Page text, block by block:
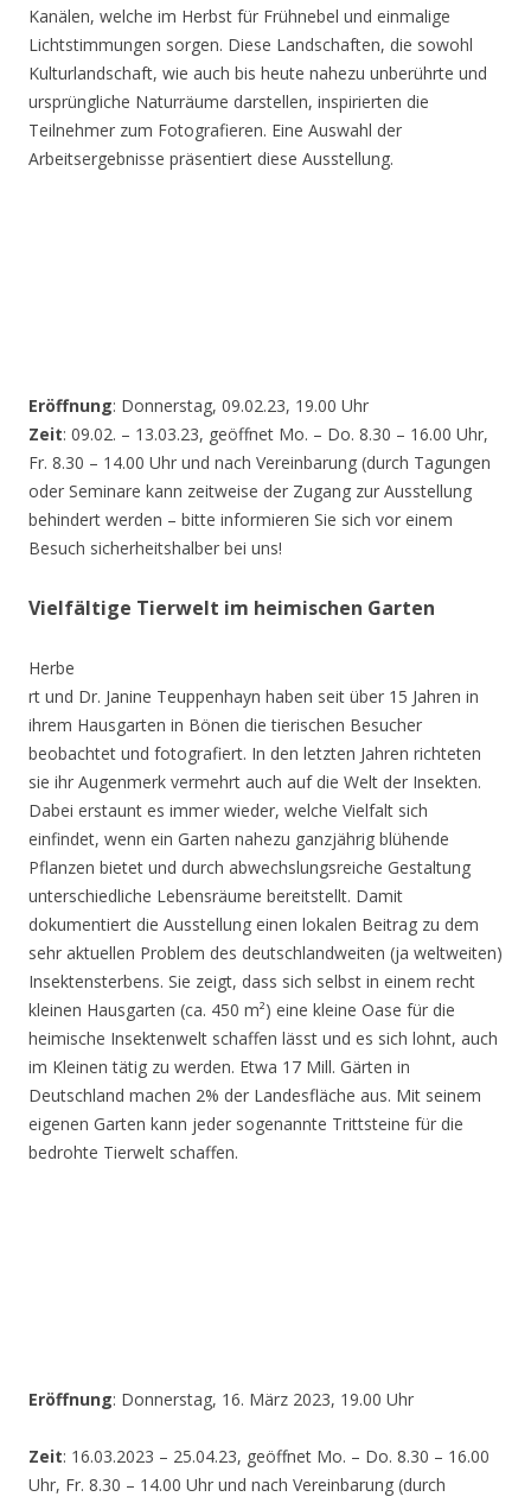
Kanälen, welche im Herbst für Frühnebel und einmalige
Lichtstimmungen sorgen. Diese Landschaften, die sowohl
Kulturlandschaft, wie auch bis heute nahezu unberührte und
ursprüngliche Naturräume darstellen, inspirierten die
Teilnehmer zum Fotografieren. Eine Auswahl der
Arbeitsergebnisse präsentiert diese Ausstellung.
Eröffnung: Donnerstag, 09.02.23, 19.00 Uhr
Zeit: 09.02. – 13.03.23, geöffnet Mo. – Do. 8.30 – 16.00 Uhr,
Fr. 8.30 – 14.00 Uhr und nach Vereinbarung (durch Tagungen
oder Seminare kann zeitweise der Zugang zur Ausstellung
behindert werden – bitte informieren Sie sich vor einem
Besuch sicherheitshalber bei uns!
Vielfältige Tierwelt im heimischen Garten
Herbe
rt und Dr. Janine Teuppenhayn haben seit über 15 Jahren in
ihrem Hausgarten in Bönen die tierischen Besucher
beobachtet und fotografiert. In den letzten Jahren richteten
sie ihr Augenmerk vermehrt auch auf die Welt der Insekten.
Dabei erstaunt es immer wieder, welche Vielfalt sich
einfindet, wenn ein Garten nahezu ganzjährig blühende
Pflanzen bietet und durch abwechslungsreiche Gestaltung
unterschiedliche Lebensräume bereitstellt. Damit
dokumentiert die Ausstellung einen lokalen Beitrag zu dem
sehr aktuellen Problem des deutschlandweiten (ja weltweiten)
Insektensterbens. Sie zeigt, dass sich selbst in einem recht
kleinen Hausgarten (ca. 450 m²) eine kleine Oase für die
heimische Insektenwelt schaffen lässt und es sich lohnt, auch
im Kleinen tätig zu werden. Etwa 17 Mill. Gärten in
Deutschland machen 2% der Landesfläche aus. Mit seinem
eigenen Garten kann jeder sogenannte Trittsteine für die
bedrohte Tierwelt schaffen.
Eröffnung: Donnerstag, 16. März 2023, 19.00 Uhr
Zeit: 16.03.2023 – 25.04.23, geöffnet Mo. – Do. 8.30 – 16.00
Uhr, Fr. 8.30 – 14.00 Uhr und nach Vereinbarung (durch